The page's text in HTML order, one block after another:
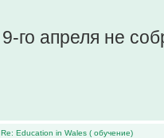
9-го апреля не
Re: Education in Wales ( обучение)